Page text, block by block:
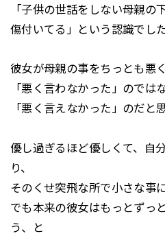
「子供の世話をしない母親の
傷付いてる」という認識でした
彼女が母親の事をちっとも悪
「悪く言わなかった」のでは
「悪く言えなかった」のだと
優し過ぎるほど優しくて、自
り、
そのくせ突飛な所で小さな事
でも本来の彼女はもっとずっ
う、と